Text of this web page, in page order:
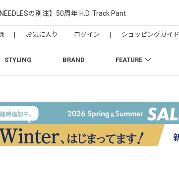
NEEDLESの別注】50周年 H.D. Track Pant
STYLING BRAND FEATURE
| お気に入り ログイン | ショッピングガイド